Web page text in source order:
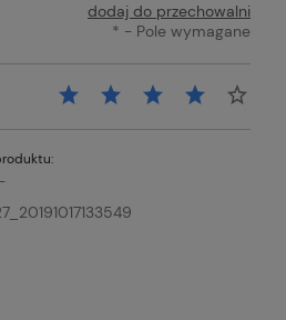
dodaj do przechowalni
* - Pole wymagane